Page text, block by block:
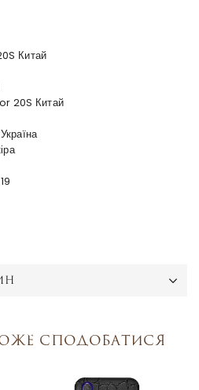
Китай
20S Китай
сподобатися